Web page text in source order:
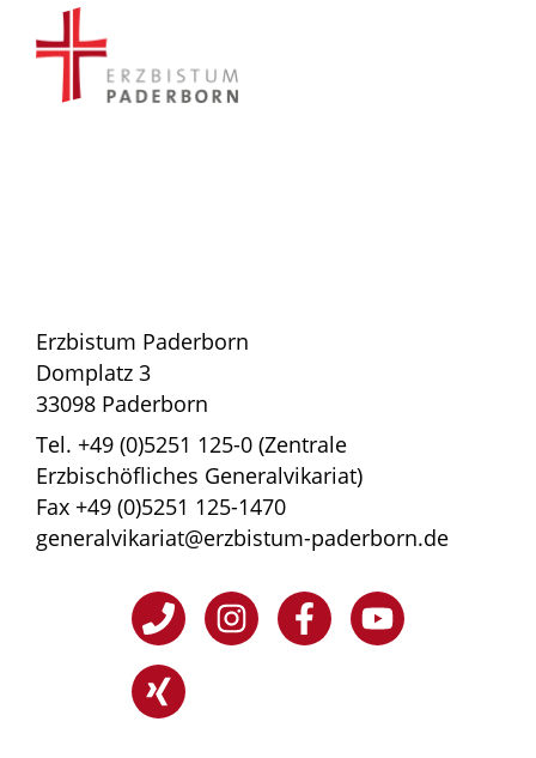
Erzbistum Paderborn
Domplatz 3
33098 Paderborn
Tel. +49 (0)5251 125-0 (Zentrale
Erzbischöfliches Generalvikariat)
Fax +49 (0)5251 125-1470
generalvikariat@erzbistum-paderborn.de